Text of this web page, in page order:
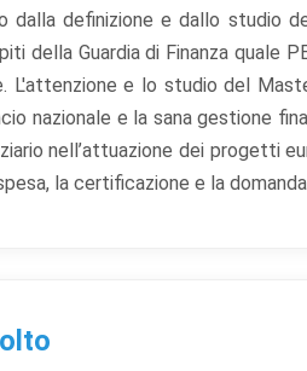
dalla definizione e dallo studio
della Guardia di Finanza quale
L'attenzione e lo studio del
nazionale e la sana gestione
nell’attuazione dei progetti
la certificazione e la